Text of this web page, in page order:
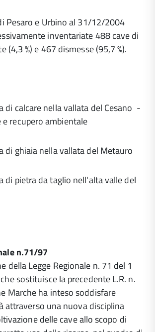
Pesaro e Urbino al 31/12/2004
inventariate 488 cave di
(4,3 %) e 467 dismesse (95,7 %).
di calcare nella vallata del Cesano -
recupero ambientale
di ghiaia nella vallata del Metauro
di pietra da taglio nell'alta valle del
n.71/97
della Legge Regionale n. 71 del 1
sostituisce la precedente L.R. n.
Marche ha inteso soddisfare
attraverso una nuova disciplina
delle cave allo scopo di